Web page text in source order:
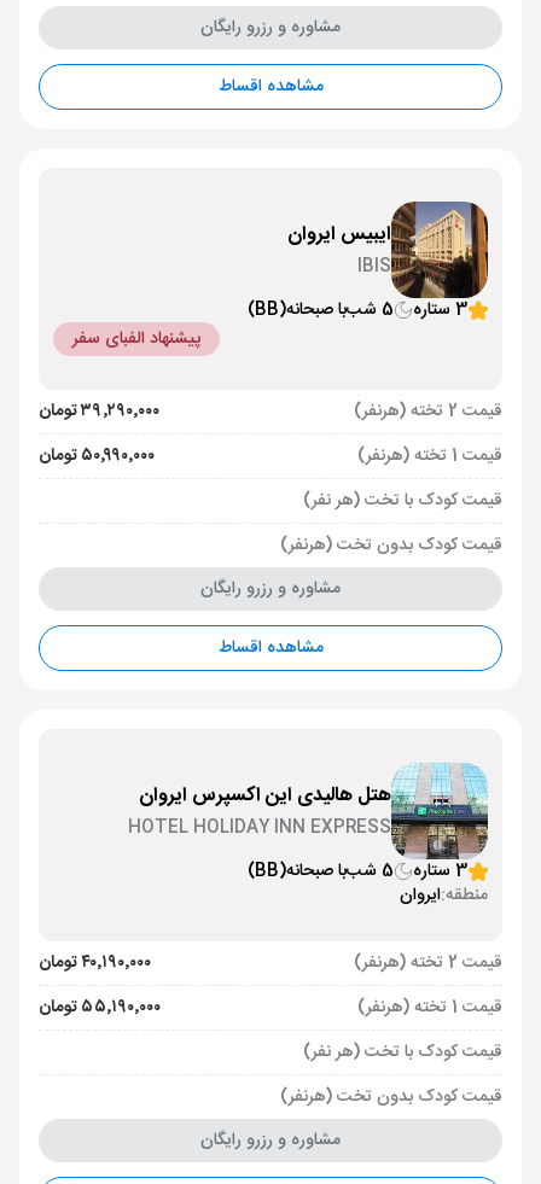
مشاوره و رزرو رایگان
مشاهده اقساط
ایبیس ایروان
IBIS
3 ستاره
5 شب با صبحانه(BB)
پیشنهاد الفبای سفر
قیمت 2 تخته (هرنفر)
۳۹٬۲۹۰٬۰۰۰ تومان
قیمت 1 تخته (هرنفر)
۵۰٬۹۹۰٬۰۰۰ تومان
قیمت کودک با تخت (هر نفر)
قیمت کودک بدون تخت (هرنفر)
مشاوره و رزرو رایگان
مشاهده اقساط
هتل هالیدی این اکسپرس ایروان
HOTEL HOLIDAY INN EXPRESS
3 ستاره
5 شب با صبحانه(BB)
منطقه:ایروان
قیمت 2 تخته (هرنفر)
۴۰٬۱۹۰٬۰۰۰ تومان
قیمت 1 تخته (هرنفر)
۵۵٬۱۹۰٬۰۰۰ تومان
قیمت کودک با تخت (هر نفر)
قیمت کودک بدون تخت (هرنفر)
مشاوره و رزرو رایگان